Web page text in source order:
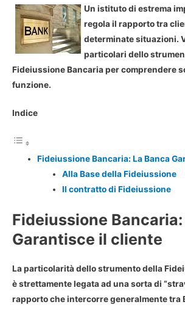
Un istituto di estrema
regola il rapporto tra
determinate situazioni.
particolari dello
Fideiussione Bancaria per comprendere
funzione.
Indice
Fideiussione Bancaria: La Banca
Alla Base della Fideiussione
Il contratto di Fideiussione
Fideiussione Bancaria:
Garantisce il cliente
La particolarità dello strumento della
è strettamente legata ad una sorta di
rapporto che intercorre generalmente tra